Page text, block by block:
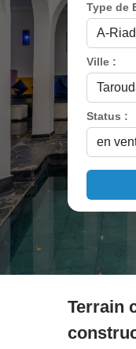
Type de
Ville :
Status :
Terrain